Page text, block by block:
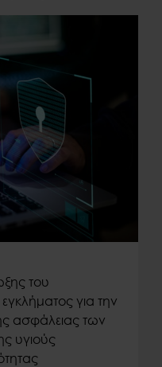
του
για την
ασφάλειας των
υγιούς